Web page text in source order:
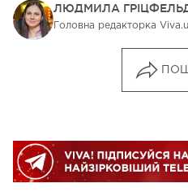
ЛЮДМИЛА
Головна редакторка